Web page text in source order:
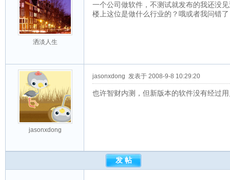
洒淡人生
一个公司做软件，不测试就发布的我还没
楼上这位是做什么行业的？哦或者我问错
jasonxdong
jasonxdong 发表于 2008-9-8 10:29:20
也许智财内测，但新版本的软件没有经过